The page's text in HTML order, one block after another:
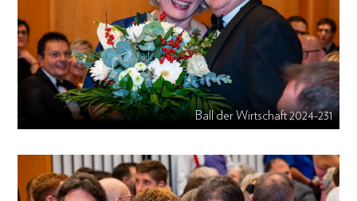
Ball der Wirtschaft 2024-231